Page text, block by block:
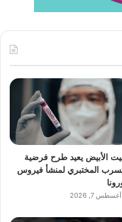
الأبيض يعيد طرح فرضية
المختبري لمنشأ فيروس
أغسطس 7, 2026